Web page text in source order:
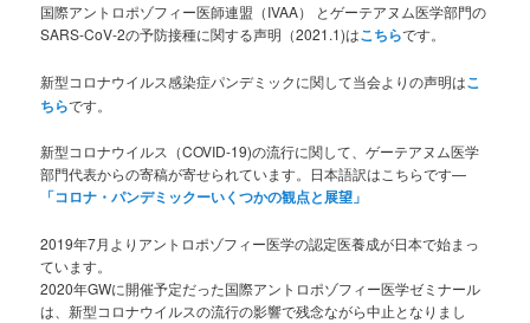
国際アントロポゾフィー医師連盟（IVAA） とゲーテアヌム医学部門の
SARS-CoV-2の予防接種に関する声明（2021.1)はこちらです。
新型コロナウイルス感染症パンデミックに関して当会よりの声明はこ
ちらです。
新型コロナウイルス（COVID-19)の流行に関して、ゲーテアヌム医学
部門代表からの寄稿が寄せられています。日本語訳はこちらです—
「コロナ・パンデミックーいくつかの観点と展望」
2019年7月よりアントロポゾフィー医学の認定医養成が日本で始まっ
ています。
2020年GWに開催予定だった国際アントロポゾフィー医学ゼミナール
は、新型コロナウイルスの流行の影響で残念ながら中止となりまし